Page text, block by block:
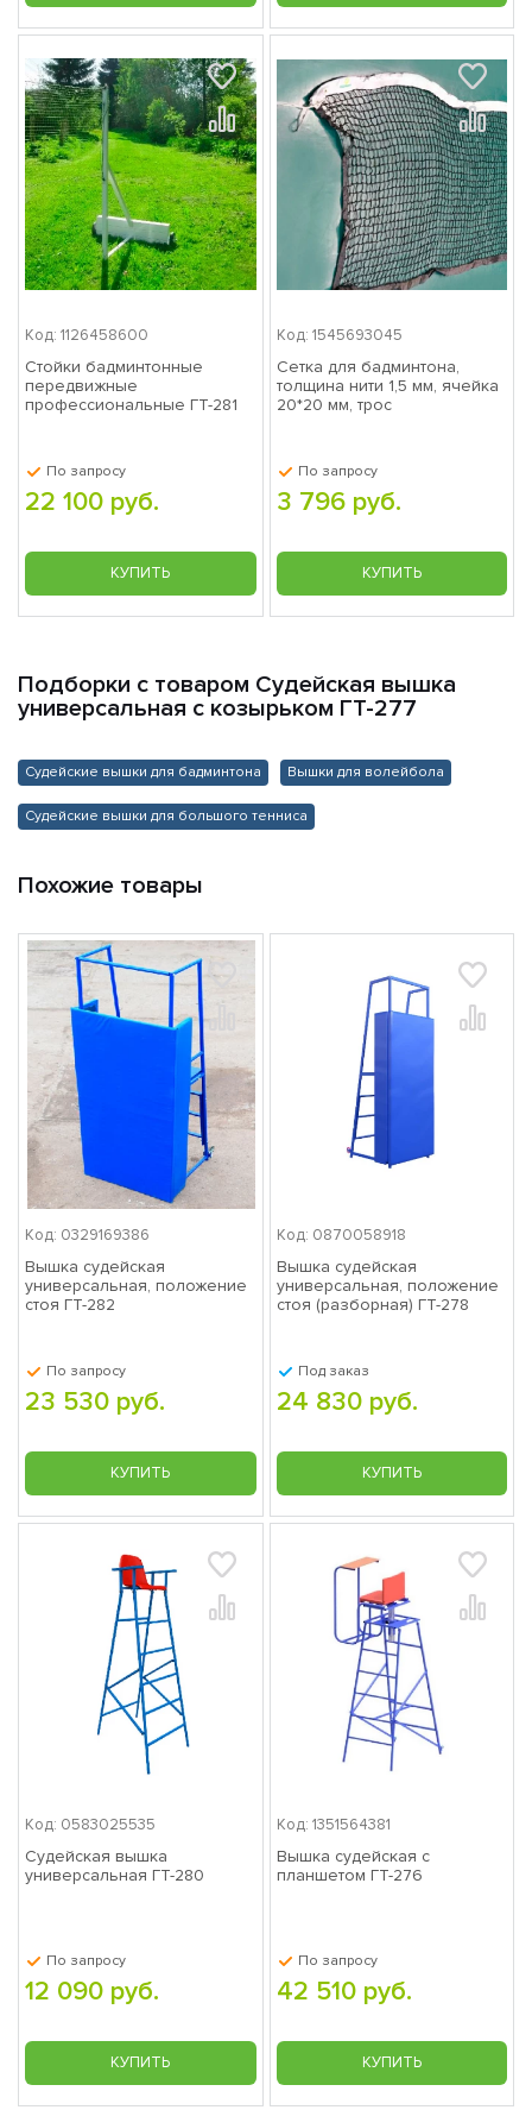
Код: 1126458600
Стойки бадминтонные
передвижные
профессиональные ГТ-281
По запросу
22 100 руб.
КУПИТЬ
Код: 1545693045
Сетка для бадминтона,
толщина нити 1,5 мм, ячейка
20*20 мм, трос
По запросу
3 796 руб.
КУПИТЬ
Подборки с товаром Судейская вышка
универсальная с козырьком ГТ-277
Судейские вышки для бадминтона Вышки для волейбола
Судейские вышки для большого тенниса
Похожие товары
Код: 0329169386
Вышка судейская
универсальная, положение
стоя ГТ-282
По запросу
23 530 руб.
КУПИТЬ
Код: 0870058918
Вышка судейская
универсальная, положение
стоя (разборная) ГТ-278
Под заказ
24 830 руб.
КУПИТЬ
Код: 0583025535
Судейская вышка
универсальная ГТ-280
По запросу
12 090 руб.
КУПИТЬ
Код: 1351564381
Вышка судейская с
планшетом ГТ-276
По запросу
42 510 руб.
КУПИТЬ